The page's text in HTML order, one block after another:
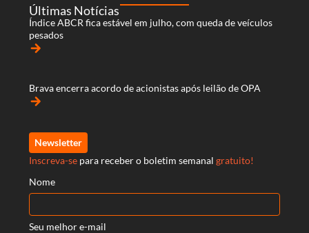
Últimas Notícias
Índice ABCR fica estável em julho, com queda de veículos
pesados
arrow_forward
Brava encerra acordo de acionistas após leilão de OPA
arrow_forward
Newsletter
Inscreva-se para receber o boletim semanal gratuito!
Nome
Seu melhor e-mail